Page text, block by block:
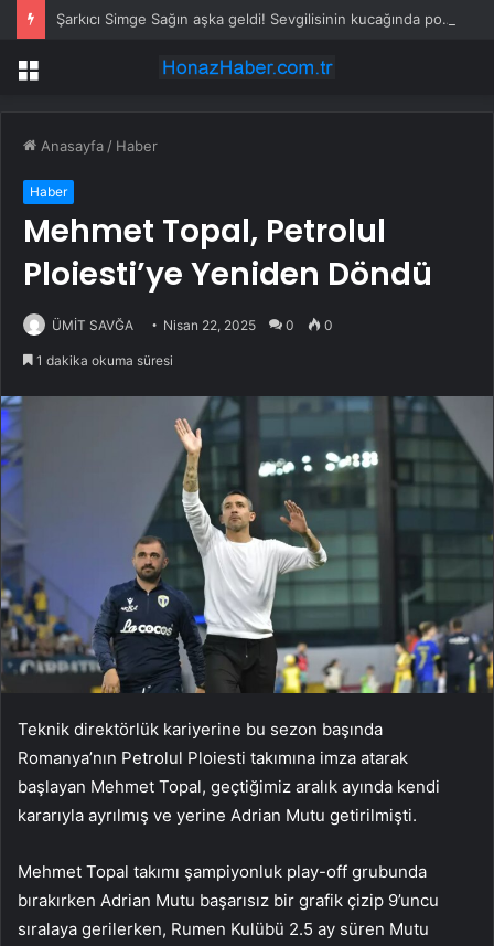
Şarkıcı Simge Sağın aşka geldi! Sevgilisinin kucağında poz verdi
Menü
Anasayfa / Haber
Haber
Mehmet Topal, Petrolul
Ploiesti’ye Yeniden Döndü
ÜMİT SAVĞA Nisan 22, 2025 0 0
1 dakika okuma süresi
Teknik direktörlük kariyerine bu sezon başında
Romanya’nın Petrolul Ploiesti takımına imza atarak
başlayan Mehmet Topal, geçtiğimiz aralık ayında kendi
kararıyla ayrılmış ve yerine Adrian Mutu getirilmişti.
Mehmet Topal takımı şampiyonluk play-off grubunda
bırakırken Adrian Mutu başarısız bir grafik çizip 9’uncu
sıralaya gerilerken, Rumen Kulübü 2.5 ay süren Mutu